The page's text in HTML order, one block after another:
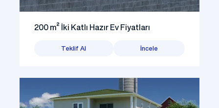
200 m² İki Katlı Hazır Ev Fiyatları
Teklif Al İncele